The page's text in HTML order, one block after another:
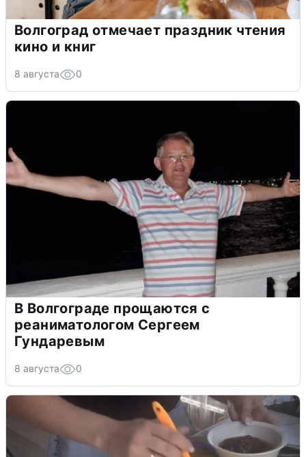
Волгоград отмечает праздник чтения
кино и книг
8 августа 0
В Волгограде прощаются с
реаниматологом Сергеем
Гундаревым
8 августа 0